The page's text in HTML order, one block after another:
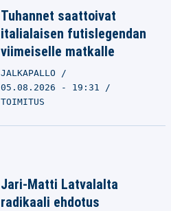
Tuhannet saattoivat
italialaisen futislegendan
viimeiselle matkalle
JALKAPALLO
05.08.2026 - 19:31
TOIMITUS
Jari-Matti Latvalalta
radikaali ehdotus